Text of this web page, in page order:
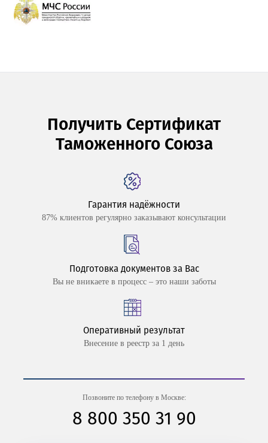
Получить Сертификат
Таможенного Союза
Гарантия надёжности
87% клиентов регулярно заказывают консультации
Подготовка документов за Вас
Вы не вникаете в процесс – это наши заботы
Оперативный результат
Внесение в реестр за 1 день
Позвоните по телефону в Москве:
8 800 350 31 90